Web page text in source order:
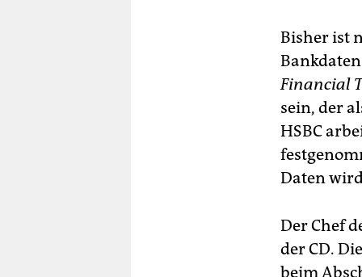
Bisher ist
Financial
sein, der
HSBC
Daten
Der Chef
der CD.
beim